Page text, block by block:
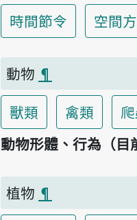
時間節令
空間
動物 ¶
獸類
禽類
動物形體、行為（目
植物 ¶